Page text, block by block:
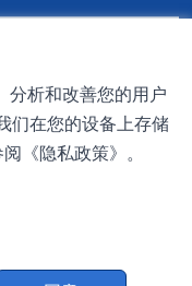
心6楼618
分析和改善您的用户
们在您的设备上存储
《隐私政策》 。